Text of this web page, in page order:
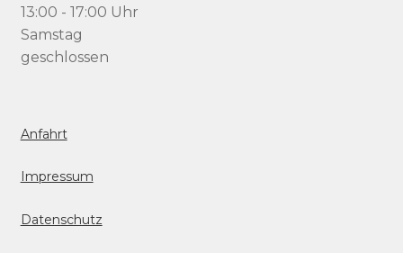
13:00 - 17:00 Uhr
Samstag
geschlossen
Anfahrt
Impressum
Datenschutz